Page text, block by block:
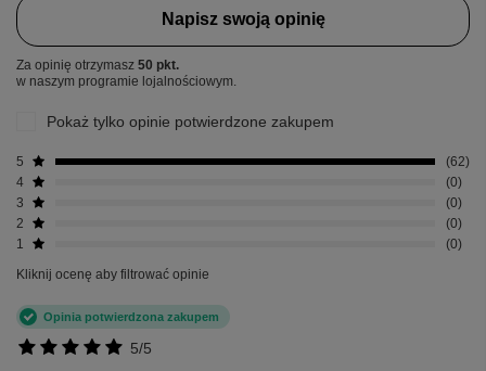
Napisz swoją opinię
Za opinię otrzymasz 50 pkt.
w naszym programie lojalnościowym.
Pokaż tylko opinie potwierdzone zakupem
5
62
4
0
3
0
2
0
1
0
Kliknij ocenę aby filtrować opinie
5/5
Opinia potwierdzona zakupem